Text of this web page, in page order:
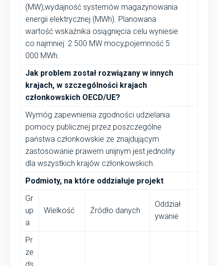
(MW);wydajność systemów magazynowania
energii elektrycznej (MWh). Planowana
wartość wskaźnika osiągnięcia celu wyniesie
co najmniej: 2 500 MW mocy,pojemność 5
000 MWh.
Jak problem został rozwiązany w innych
krajach, w szczególności krajach
członkowskich OECD/UE?
Wymóg zapewnienia zgodności udzielania
pomocy publicznej przez poszczególne
państwa członkowskie ze znajdującym
zastosowanie prawem unijnym jest jednolity
dla wszystkich krajów członkowskich.
Podmioty, na które oddziałuje projekt
Gr
up
a
Wielkość Źródło danych
Oddział
ywanie
Pr
ze